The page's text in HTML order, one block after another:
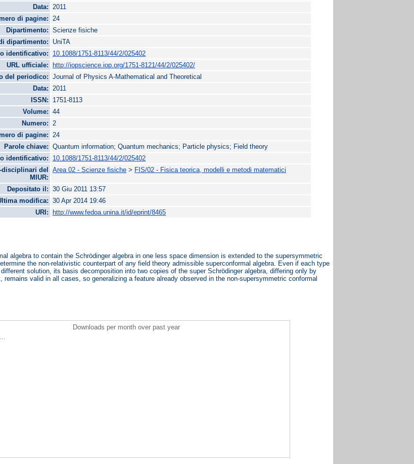
Data:
2011
di pagine:
24
Dipartimento:
Scienze fisiche
dipartimento:
UniTA
identificativo:
10.1088/1751-8113/44/2/025402
URL ufficiale:
http://iopscience.iop.org/1751-8121/44/2/025402/
del periodico:
Journal of Physics A-Mathematical and Theoretical
Data:
2011
ISSN:
1751-8113
Volume:
44
Numero:
2
di pagine:
24
Parole chiave:
Quantum information; Quantum mechanics; Particle physics; Field theory
identificativo:
10.1088/1751-8113/44/2/025402
del
MIUR:
Area 02 - Scienze fisiche > FIS/02 - Fisica teorica, modelli e metodi matematici
Depositato il:
30 Giu 2011 13:57
modifica:
30 Apr 2014 19:46
URI:
http://www.fedoa.unina.it/id/eprint/8465
algebra to contain the Schrödinger algebra in one less space dimension is extended to the supersymmetric
the non-relativistic counterpart of any field theory admissible superconformal algebra. Even if each type
solution, its basis decomposition into two copies of the super Schrödinger algebra, differing only by
remains valid in all cases, so generalizing a feature already observed in the non-supersymmetric conformal
Downloads per month over past year